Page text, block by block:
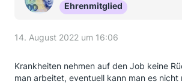
Ehrenmitglied
14. August 2022 um 16:06
Krankheiten nehmen auf den Job keine
man arbeitet, eventuell kann man es nicht